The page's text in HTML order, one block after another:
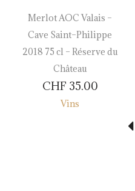
Merlot AOC Valais –
Cave Saint–Philippe
2018 75 cl – Réserve du
Château
CHF 35.00
Vins